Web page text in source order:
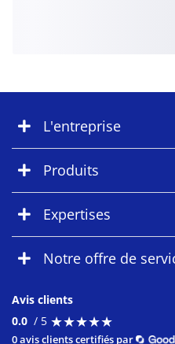
L'entreprise
Produits
Expertises
Notre offre de
Avis clients
0.0 / 5 ★★★★★
★★★★★
0 avis clients certifiés par